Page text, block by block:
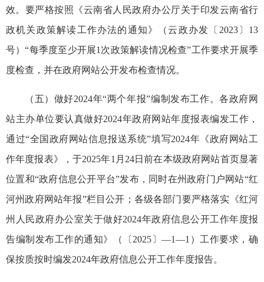
效。要严格按照《云南省人民政府办公厅关于印发云南省行
政机关政策解读工作办法的通知》（云政办发〔2023〕13
号）“每季度至少开展1次政策解读情况检查”工作要求开展季
度检查，并在政府网站公开发布检查情况。
（五）做好2024年“两个年报”编制发布工作。各政府网
站主办单位要认真做好2024年政府网站年度报表编发工作，
通过“全国政府网站信息报送系统”填写2024年《政府网站工
作年度报表》，于2025年1月24日前在本级政府网站首页显著
位置和“政府信息公开平台”发布，同时在州政府门户网站“红
河州政府网站年报”栏目公开；各级各部门要严格落实《红河
州人民政府办公室关于做好2024年政府信息公开工作年度报
告编制发布工作的通知》（〔2025〕—1—1）工作要求，确
保按质按时编发2024年政府信息公开工作年度报告。